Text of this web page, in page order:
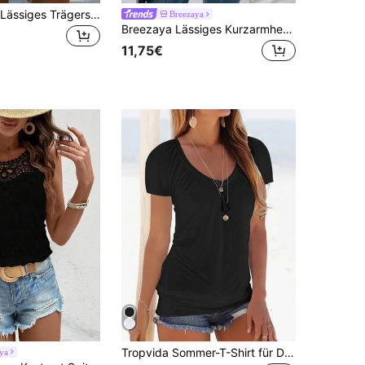
EMERY ROSE Lässiges Trägershirt mit New York Schrift-Muster, V-Ausschnitt, geeignet für den Sommer, V-Ausschnitt Oberteil, schwarzes Oberteil, Lässig Shirts für Damen Breezaya
Breezaya Lässiges Kurzarmhemd mit Schlupfkragen und Dropped Shoulder Einfarbig, Sommer Reißverschluss Damen Top mit Kurzarm, lässiges Top
11,75€
Tropvida Sommer-T-Shirt für Damen mit V-Ausschnitt, kurzen Ärmeln und Falten, einfarbig und lässig